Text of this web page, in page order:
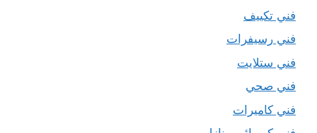
فني تكييف
فني رسيفرات
فني ستلايت
فني صحي
فني كاميرات